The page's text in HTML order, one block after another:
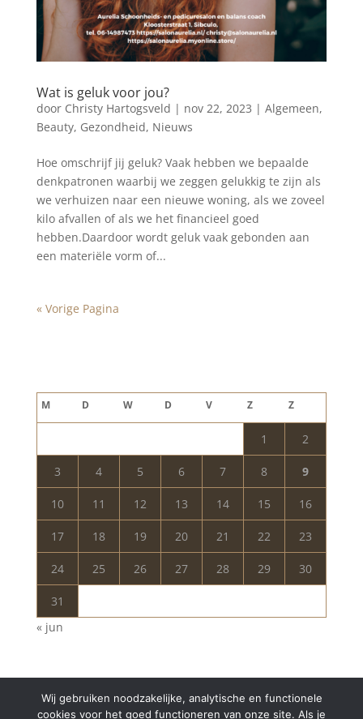
Wat is geluk voor jou?
door Christy Hartogsveld | nov 22, 2023 | Algemeen,
Beauty, Gezondheid, Nieuws
Hoe omschrijf jij geluk? Vaak hebben we bepaalde
denkpatronen waarbij we zeggen gelukkig te zijn als
we verhuizen naar een nieuwe woning, als we zoveel
kilo afvallen of als we het financieel goed
hebben.Daardoor wordt geluk vaak gebonden aan
een materiële vorm of...
« Vorige Pagina
M D W D V Z Z
1 2
3 4 5 6 7 8 9
10 11 12 13 14 15 16
17 18 19 20 21 22 23
24 25 26 27 28 29 30
31
« jun
Wij gebruiken noodzakelijke, analytische en functionele
cookies voor het goed functioneren van onze site. Als je